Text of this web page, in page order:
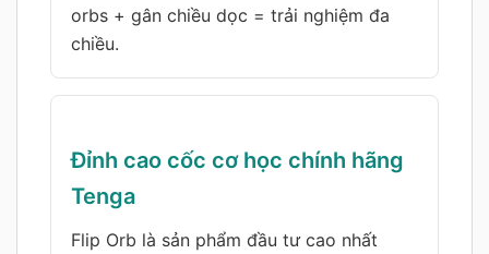
orbs + gân chiều dọc = trải nghiệm đa
chiều.
Đỉnh cao cốc cơ học chính hãng
Tenga
Flip Orb là sản phẩm đầu tư cao nhất